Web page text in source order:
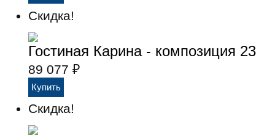
Скидка!
Гостиная Карина - композиция 23
89 077 ₽
Скидка!